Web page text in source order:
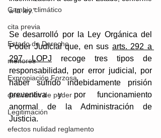
Cambio climático
cita previa
Estado de Derecho
menores
Expropiación Forzosa
desviación de poder
Legitimación
efectos nulidad reglamento
a la ley."
Se desarrolló por la Ley Orgánica del
Poder Judicial que, en sus arts. 292 a
297 LOPJ recoge tres tipos de
responsabilidad, por error judicial, por
haber sufrido indebidamente prisión
preventiva y por funcionamiento
anormal de la Administración de
Justicia.